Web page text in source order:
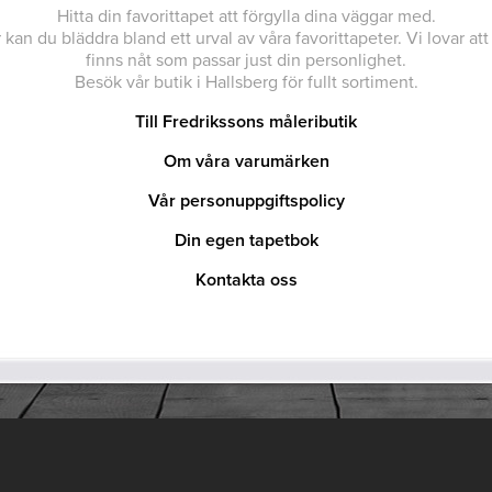
Hitta din favorittapet att förgylla dina väggar med.
kan du bläddra bland ett urval av våra favorittapeter. Vi lovar
finns nåt som passar just din personlighet.
Besök vår butik i Hallsberg för fullt sortiment.
Till Fredrikssons måleributik
Om våra varumärken
Vår personuppgiftspolicy
Din egen tapetbok
Kontakta oss